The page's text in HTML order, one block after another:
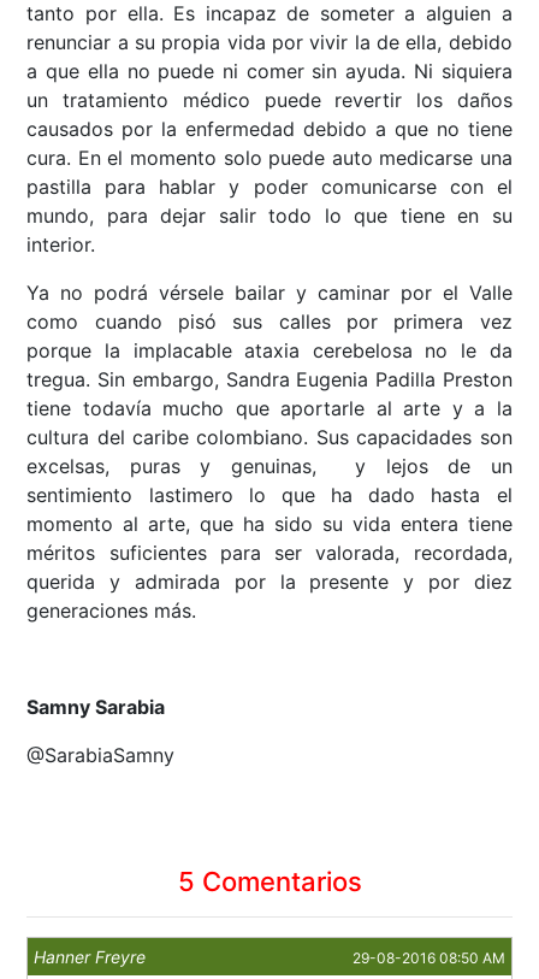
tanto por ella. Es incapaz de someter a alguien a
renunciar a su propia vida por vivir la de ella, debido
a que ella no puede ni comer sin ayuda. Ni siquiera
un tratamiento médico puede revertir los daños
causados por la enfermedad debido a que no tiene
cura. En el momento solo puede auto medicarse una
pastilla para hablar y poder comunicarse con el
mundo, para dejar salir todo lo que tiene en su
interior.
Ya no podrá vérsele bailar y caminar por el Valle
como cuando pisó sus calles por primera vez
porque la implacable ataxia cerebelosa no le da
tregua. Sin embargo, Sandra Eugenia Padilla Preston
tiene todavía mucho que aportarle al arte y a la
cultura del caribe colombiano. Sus capacidades son
excelsas, puras y genuinas, y lejos de un
sentimiento lastimero lo que ha dado hasta el
momento al arte, que ha sido su vida entera tiene
méritos suficientes para ser valorada, recordada,
querida y admirada por la presente y por diez
generaciones más.
Samny Sarabia
@SarabiaSamny
5 Comentarios
Hanner Freyre 29-08-2016 08:50 AM